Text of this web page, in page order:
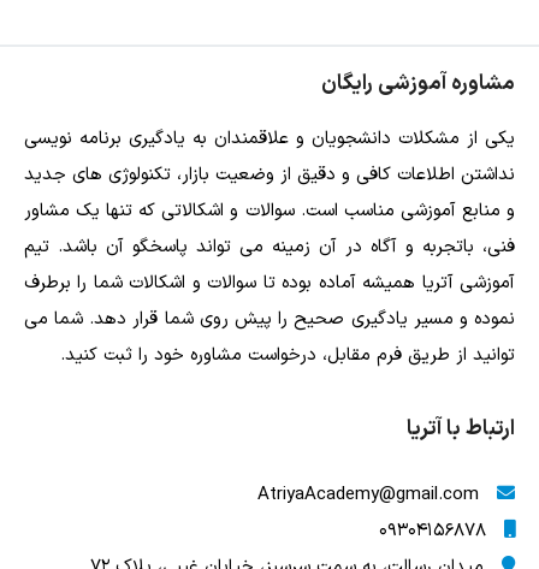
مشاوره آموزشی رایگان
یکی از مشکلات دانشجویان و علاقمندان به یادگیری برنامه نویسی
نداشتن اطلاعات کافی و دقیق از وضعیت بازار، تکنولوژی های جدید
و منابع آموزشی مناسب است. سوالات و اشکالاتی که تنها یک مشاور
فنی، باتجربه و آگاه در آن زمینه می تواند پاسخگو آن باشد. تیم
آموزشی آتریا همیشه آماده بوده تا سوالات و اشکالات شما را برطرف
نموده و مسیر یادگیری صحیح را پیش روی شما قرار دهد. شما می
توانید از طریق فرم مقابل، درخواست مشاوره خود را ثبت کنید.
ارتباط با آتریا
AtriyaAcademy@gmail.com
09304156878